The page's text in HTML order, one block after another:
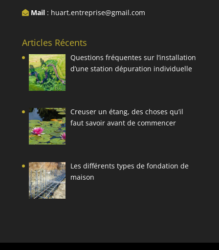
Mail: huart.entreprise@gmail.com
Articles Récents
Questions fréquentes sur l’installation
d’une station dépuration individuelle
Creuser un étang, des choses qu’il
faut savoir avant de commencer
Les différents types de fondation de
maison